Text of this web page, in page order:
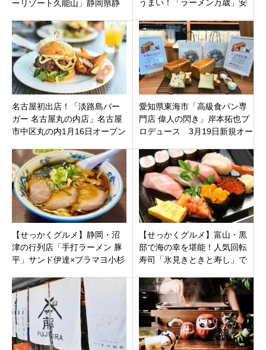
ーリゾート久能山」静岡県静
うまい！「ラーメン万歳」安
ンです。
名古屋初出店！「淡路島バー
ガー 名古屋丸の内店」名古屋
市中区丸の内1月16日オープン
愛知県東海市「高級食パン専
門店 偉人の閃き」岸本拓也プ
ロデュース 3月19日新規オー
【せっかくグルメ】静岡・沼
津の行列店「手打ラーメン 豚
平」サンド伊達×ブラマヨ小杉
べまくる
【せっかくグルメ】富山・黒
部で海の幸を堪能！人気回転
寿司「氷見きときと寿し」で